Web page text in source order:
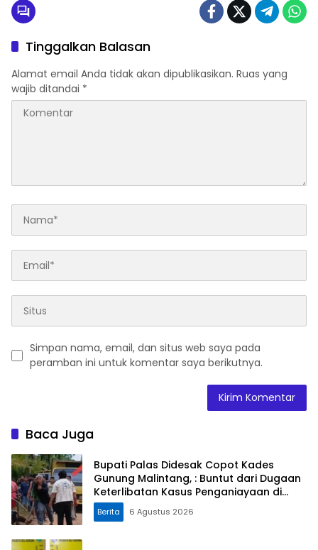
Tinggalkan Balasan
Alamat email Anda tidak akan dipublikasikan. Ruas yang
wajib ditandai *
Simpan nama, email, dan situs web saya pada
peramban ini untuk komentar saya berikutnya.
Baca Juga
Bupati Palas Didesak Copot Kades
Gunung Malintang, : Buntut dari Dugaan
Keterlibatan Kasus Penganiayaan di
Dusun Balaka
Berita 6 Agustus 2026